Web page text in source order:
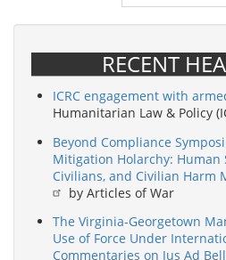
RECENT
ICRC engagement with
Humanitarian Law & Policy
Beyond Compliance
Mitigation Holarchy: Human
Civilians, and Civilian Harm
by Articles of War
The Virginia-Georgetown
Use of Force Under
Commentaries on Jus Ad